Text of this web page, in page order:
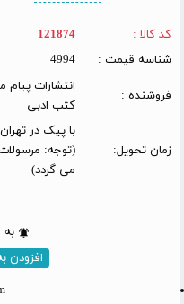
کد کالا :
121874
شناسه قیمت :
4994
فروشنده :
انتشارات
کتب ادبی
زمان تحویل:
(توجه:
می گردد)
به
افزودن